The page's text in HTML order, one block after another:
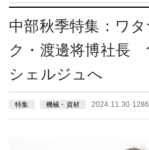
中部秋季特集：ワ
ク・渡邊将博社長
シェルジュへ
特集 機械・資材 2024.11.30